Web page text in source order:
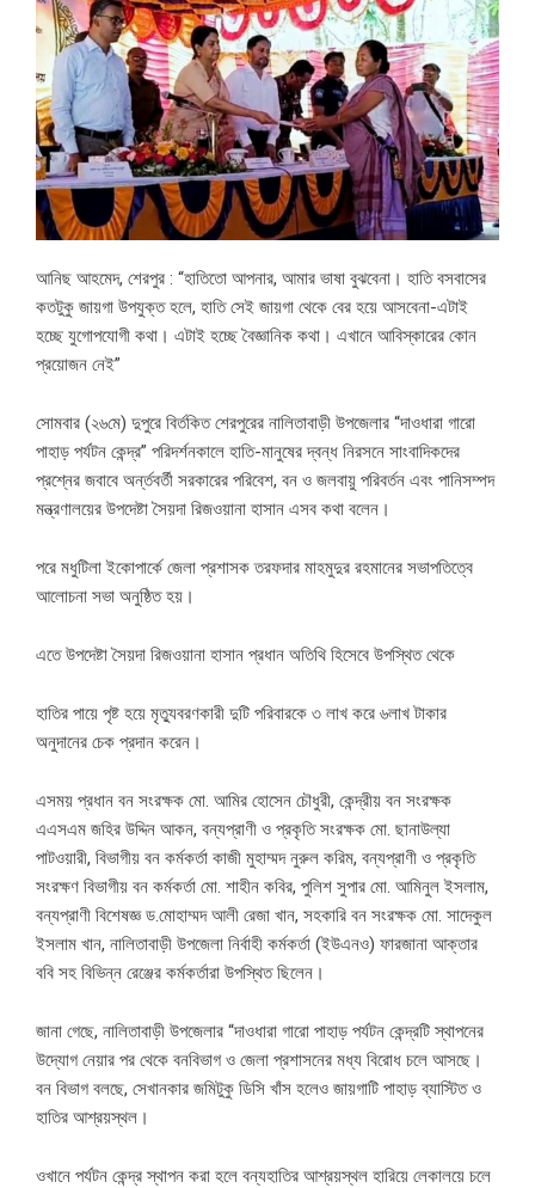
আনিছ আহমেদ, শেরপুর : “হাতিতো আপনার, আমার ভাষা বুঝবেনা। হাতি বসবাসের
কতটুকু জায়গা উপযুক্ত হলে, হাতি সেই জায়গা থেকে বের হয়ে আসবেনা-এটাই
হচ্ছে যুগোপযোগী কথা। এটাই হচ্ছে বৈজ্ঞানিক কথা। এখানে আবিস্কারের কোন
প্রয়োজন নেই”
সোমবার (২৬মে) দুপুরে বির্তকিত শেরপুরের নালিতাবাড়ী উপজেলার “দাওধারা গারো
পাহাড় পর্যটন কেন্দ্র” পরিদর্শনকালে হাতি-মানুষের দ্বন্ধ নিরসনে সাংবাদিকদের
প্রশ্নের জবাবে অর্ন্তবর্তী সরকারের পরিবেশ, বন ও জলবায়ু পরিবর্তন এবং পানিসম্পদ
মন্ত্রণালয়ের উপদেষ্টা সৈয়দা রিজওয়ানা হাসান এসব কথা বলেন।
পরে মধুটিলা ইকোপার্কে জেলা প্রশাসক তরফদার মাহমুদুর রহমানের সভাপতিত্বে
আলোচনা সভা অনুষ্ঠিত হয়।
এতে উপদেষ্টা সৈয়দা রিজওয়ানা হাসান প্রধান অতিথি হিসেবে উপস্থিত থেকে
হাতির পায়ে পৃষ্ট হয়ে মৃত্যুবরণকারী দুটি পরিবারকে ৩ লাখ করে ৬লাখ টাকার
অনুদানের চেক প্রদান করেন।
এসময় প্রধান বন সংরক্ষক মো. আমির হোসেন চৌধুরী, কেন্দ্রীয় বন সংরক্ষক
এএসএম জহির উদ্দিন আকন, বন্যপ্রাণী ও প্রকৃতি সংরক্ষক মো. ছানাউল্যা
পাটওয়ারী, বিভাগীয় বন কর্মকর্তা কাজী মুহাম্মদ নুরুল করিম, বন্যপ্রাণী ও প্রকৃতি
সংরক্ষণ বিভাগীয় বন কর্মকর্তা মো. শাহীন কবির, পুলিশ সুপার মো. আমিনুল ইসলাম,
বন্যপ্রাণী বিশেষজ্ঞ ড.মোহাম্মদ আলী রেজা খান, সহকারি বন সংরক্ষক মো. সাদেকুল
ইসলাম খান, নালিতাবাড়ী উপজেলা নির্বাহী কর্মকর্তা (ইউএনও) ফারজানা আক্তার
ববি সহ বিভিন্ন রেঞ্জের কর্মকর্তারা উপস্থিত ছিলেন।
জানা গেছে, নালিতাবাড়ী উপজেলার “দাওধারা গারো পাহাড় পর্যটন কেন্দ্রটি স্থাপনের
উদ্যোগ নেয়ার পর থেকে বনবিভাগ ও জেলা প্রশাসনের মধ্য বিরোধ চলে আসছে।
বন বিভাগ বলছে, সেখানকার জমিটুকু ডিসি খাঁস হলেও জায়গাটি পাহাড় ব্যাস্টিত ও
হাতির আশ্রয়স্থল।
ওখানে পর্যটন কেন্দ্র স্থাপন করা হলে বন্যহাতির আশ্রয়স্থল হারিয়ে লেকালয়ে চলে